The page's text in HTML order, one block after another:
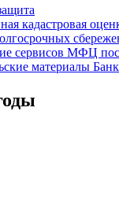
кадастровая
сервисов МФЦ
материалы